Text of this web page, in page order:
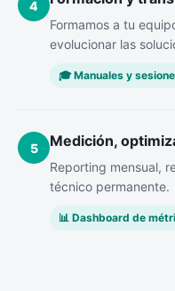
4
Formamos a tu
evolucionar las
🎓 Manuales y
5 Medición,
Reporting mensual,
técnico permanente.
📊 Dashboard de